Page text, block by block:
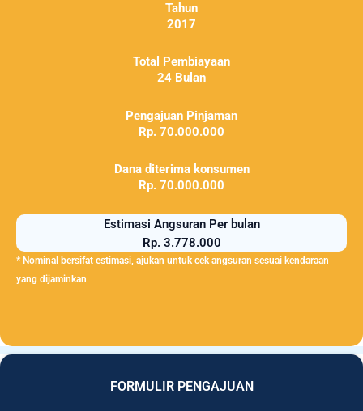
Tahun
2017
Total Pembiayaan
24 Bulan
Pengajuan Pinjaman
Rp. 70.000.000
Dana diterima konsumen
Rp. 70.000.000
Estimasi Angsuran Per bulan
Rp. 3.778.000
* Nominal bersifat estimasi, ajukan untuk cek angsuran sesuai kendaraan
yang dijaminkan
FORMULIR PENGAJUAN